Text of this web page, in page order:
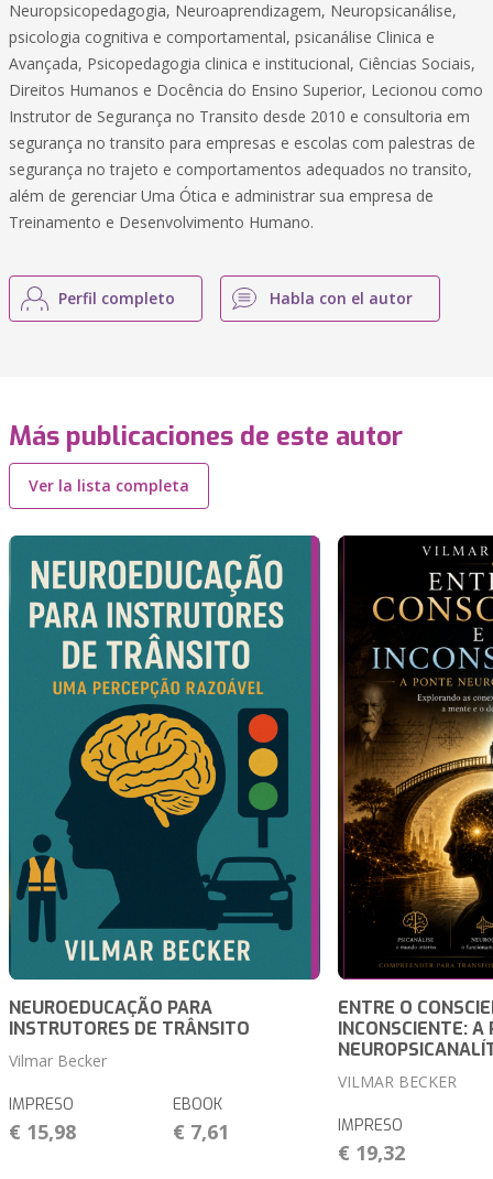
Neuropsicopedagogia, Neuroaprendizagem, Neuropsicanálise,
psicologia cognitiva e comportamental, psicanálise Clinica e
Avançada, Psicopedagogia clinica e institucional, Ciências Sociais,
Direitos Humanos e Docência do Ensino Superior, Lecionou como
Instrutor de Segurança no Transito desde 2010 e consultoria em
segurança no transito para empresas e escolas com palestras de
segurança no trajeto e comportamentos adequados no transito,
além de gerenciar Uma Ótica e administrar sua empresa de
Treinamento e Desenvolvimento Humano.
Perfil completo Habla con el autor
Más publicaciones de este autor
Ver la lista completa
NEUROEDUCAÇÃO PARA
INSTRUTORES DE TRÂNSITO
Vilmar Becker
IMPRESO
€ 15,98
EBOOK
€ 7,61
ENTRE O
INCONSCIENTE: A
VILMAR BECKER
IMPRESO
€ 19,32